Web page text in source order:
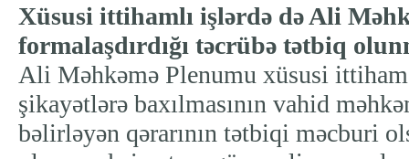
Xüsusi ittihamlı işlərdə də Ali
formalaşdırdığı təcrübə tətbiq
Ali Məhkəmə Plenumu xüsusi ittiham
şikayətlərə baxılmasının vahid
bəlirləyən qərarının tətbiqi məcburi